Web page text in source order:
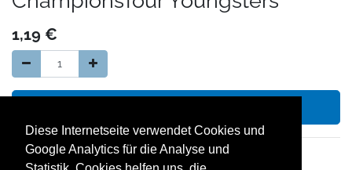
Diese Internetseite verwendet Cookies und
Google Analytics für die Analyse und
1,19 €
14 Tage Geld zurück Garantie